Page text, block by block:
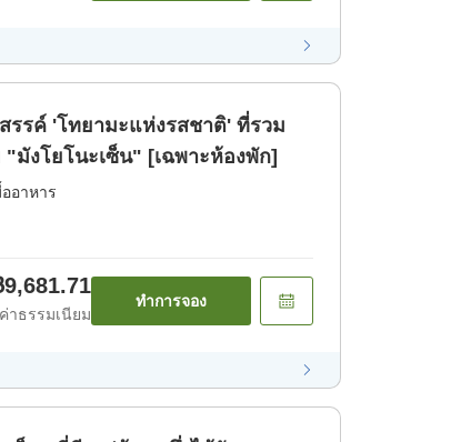
รรค์ 'โทยามะแห่งรสชาติ' ที่รวม
งโยโนะเซ็น" [เฉพาะห้องพัก]
อาหาร
9,681.71
าธรรมเนียม
ทำการจอง